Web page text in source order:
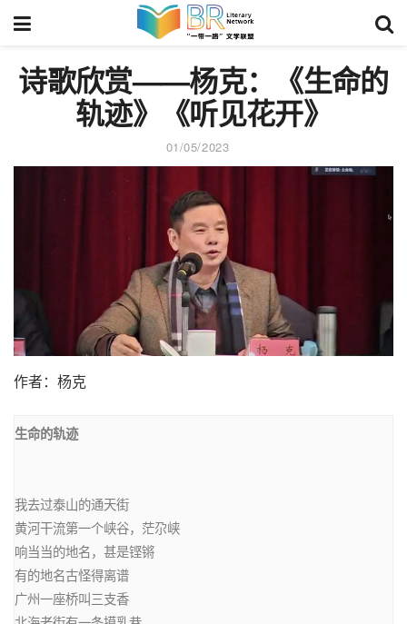
诗歌欣赏——杨克：《生命的
轨迹》《听见花开》
01/05/2023
作者：杨克
我去过泰山的通天街
黄河干流第一个峡谷，茫尕峡
响当当的地名，甚是铿锵
有的地名古怪得离谱
广州一座桥叫三支香